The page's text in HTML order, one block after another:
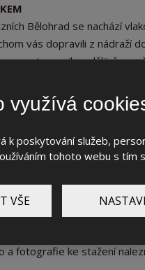
Bělohrad se nachází
vás dopravili z nádraží
napsat e-mail a sdělit čas
li si to přát, bude na vás
samozřejmě zajišťujeme
média
a fotografie ke stažení
využívá
k poskytování služeb,
tohoto webu s tím
VŠE